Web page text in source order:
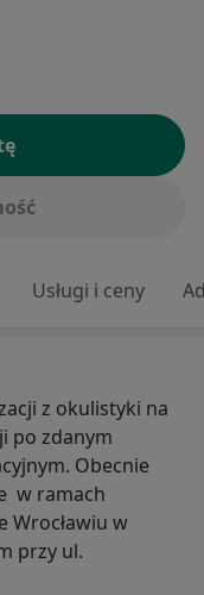
Usługi i ceny
z okulistyki na
po zdanym
Obecnie
w ramach
Wrocławiu w
przy ul.